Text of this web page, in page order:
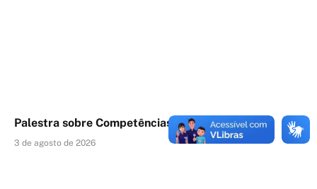
Palestra sobre Competências Legislativas
3 de agosto de 2026